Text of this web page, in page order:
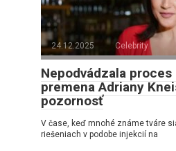
24.12.2025 Celebrity
Nepodvádzala
premena Adriany
pozornosť
V čase, keď mnohé známe tváre
riešeniach v podobe injekcií na